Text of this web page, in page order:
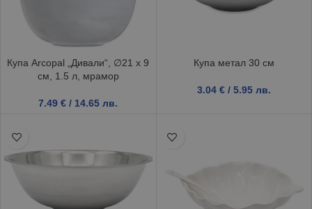
Купа Arcopal „Дивали“, ∅21 х 9
см, 1.5 л, мрамор
7.49€ / 14.65 лв.
Купа метал 30 см
3.04 € / 5.95 лв.